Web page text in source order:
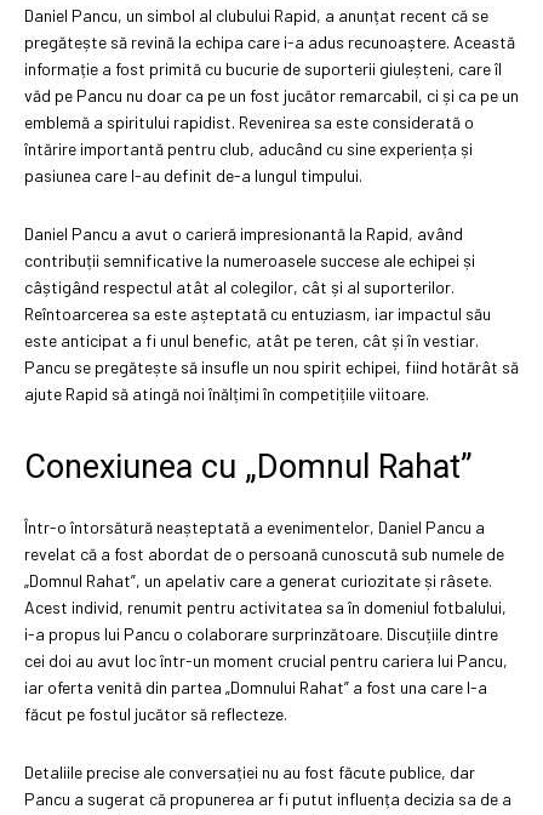
Daniel Pancu, un simbol al clubului Rapid, a anunțat recent că se
pregătește să revină la echipa care i-a adus recunoaștere. Această
informație a fost primită cu bucurie de suporterii giuleșteni, care îl
văd pe Pancu nu doar ca pe un fost jucător remarcabil, ci și ca pe un
emblemă a spiritului rapidist. Revenirea sa este considerată o
întărire importantă pentru club, aducând cu sine experiența și
pasiunea care l-au definit de-a lungul timpului.
Daniel Pancu a avut o carieră impresionantă la Rapid, având
contribuții semnificative la numeroasele succese ale echipei și
câștigând respectul atât al colegilor, cât și al suporterilor.
Reîntoarcerea sa este așteptată cu entuziasm, iar impactul său
este anticipat a fi unul benefic, atât pe teren, cât și în vestiar.
Pancu se pregătește să insufle un nou spirit echipei, fiind hotărât să
ajute Rapid să atingă noi înălțimi în competițiile viitoare.
Conexiunea cu „Domnul Rahat”
Într-o întorsătură neașteptată a evenimentelor, Daniel Pancu a
revelat că a fost abordat de o persoană cunoscută sub numele de
„Domnul Rahat”, un apelativ care a generat curiozitate și râsete.
Acest individ, renumit pentru activitatea sa în domeniul fotbalului,
i-a propus lui Pancu o colaborare surprinzătoare. Discuțiile dintre
cei doi au avut loc într-un moment crucial pentru cariera lui Pancu,
iar oferta venită din partea „Domnului Rahat” a fost una care l-a
făcut pe fostul jucător să reflecteze.
Detaliile precise ale conversației nu au fost făcute publice, dar
Pancu a sugerat că propunerea ar fi putut influența decizia sa de a